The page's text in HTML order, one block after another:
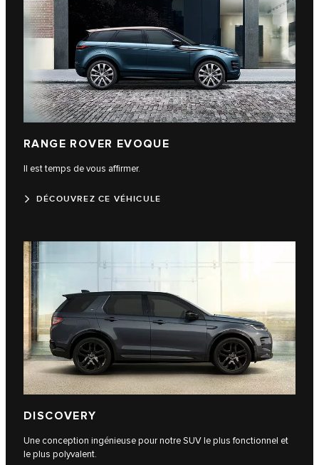
RANGE ROVER EVOQUE
Il est temps de vous affirmer.
DÉCOUVREZ CE VÉHICULE
DISCOVERY
Une conception ingénieuse pour notre SUV le plus fonctionnel et
le plus polyvalent.